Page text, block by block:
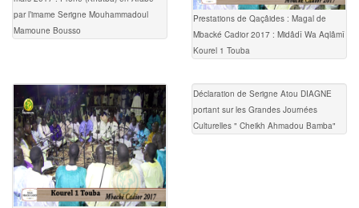
par l’imame Serigne Mouhammadoul
Mamoune Bousso
Prestations de Qaçâides : Magal de
Mbacké Cadior 2017 : Midâdî Wa Aqlâmî
Kourel 1 Touba
Déclaration de Serigne Atou DIAGNE
portant sur les Grandes Journées
Culturelles " Cheikh Ahmadou Bamba"